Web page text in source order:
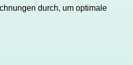
durch, um optimale